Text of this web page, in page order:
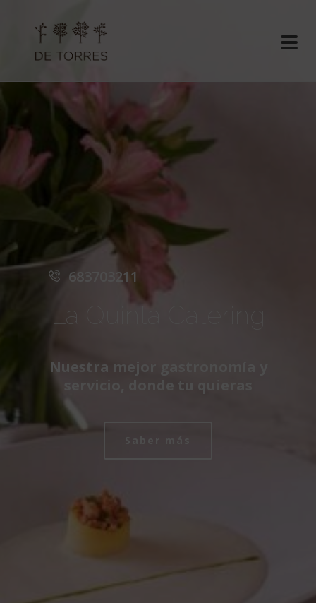
683703211
La Quinta Catering
Nuestra mejor gastronomía y